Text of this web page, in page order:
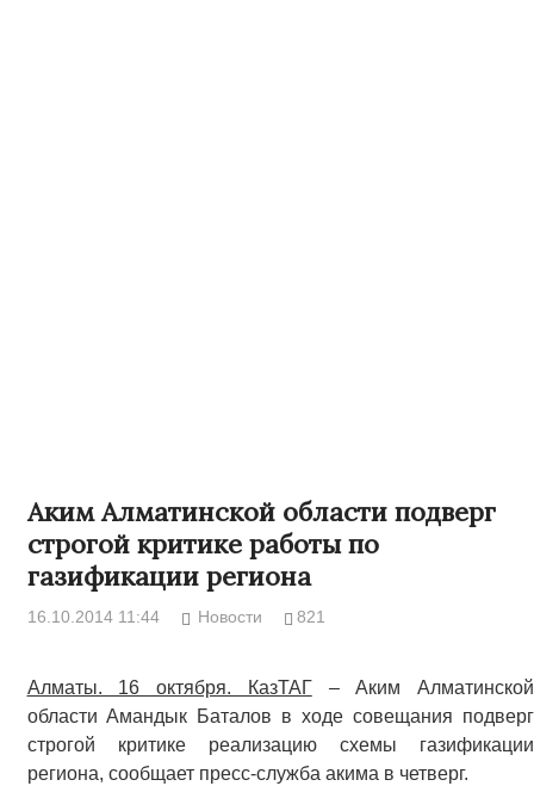
Аким Алматинской области подверг
строгой критике работы по
газификации региона
16.10.2014 11:44 Новости 821
Алматы. 16 октября. КазТАГ– Аким Алматинской
области Амандык Баталов в ходе совещания подверг
строгой критике реализацию схемы газификации
региона, сообщает пресс-служба акима в четверг.